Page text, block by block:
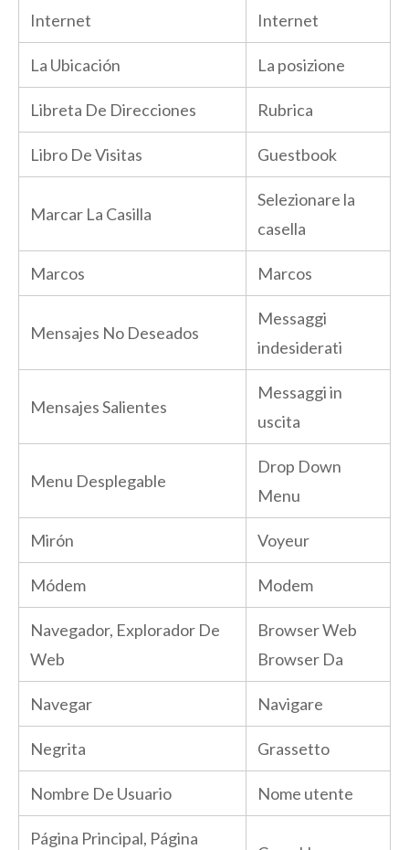
Internet Internet
La Ubicación La posizione
Libreta De Direcciones Rubrica
Libro De Visitas Guestbook
Marcar La Casilla
Selezionare la
casella
Marcos Marcos
Mensajes No Deseados
Messaggi
indesiderati
Mensajes Salientes
Messaggi in
uscita
Menu Desplegable
Drop Down
Menu
Mirón Voyeur
Módem Modem
Navegador, Explorador De
Web
Browser Web
Browser Da
Navegar Navigare
Negrita Grassetto
Nombre De Usuario Nome utente
Página Principal, Página